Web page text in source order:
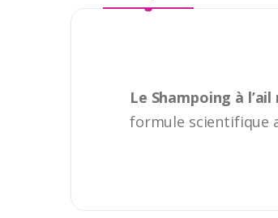
Le Shampoing à
formule scientifique